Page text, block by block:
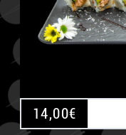
14,00€